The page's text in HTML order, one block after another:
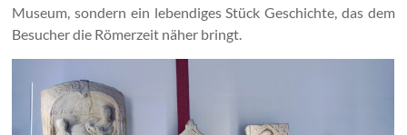
Museum, sondern ein lebendiges Stück Geschichte, das dem
Besucher die Römerzeit näher bringt.